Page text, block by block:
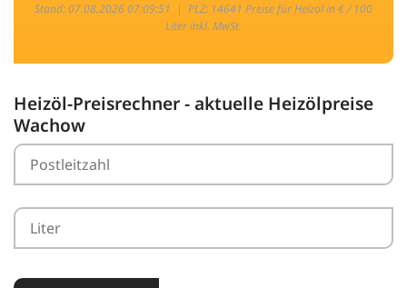
Stand: 07.08.2026 07:09:51 | PLZ: 14641 Preise für Heizöl in € / 100
Liter inkl. MwSt.
Heizöl-Preisrechner - aktuelle Heizölpreise
Wachow